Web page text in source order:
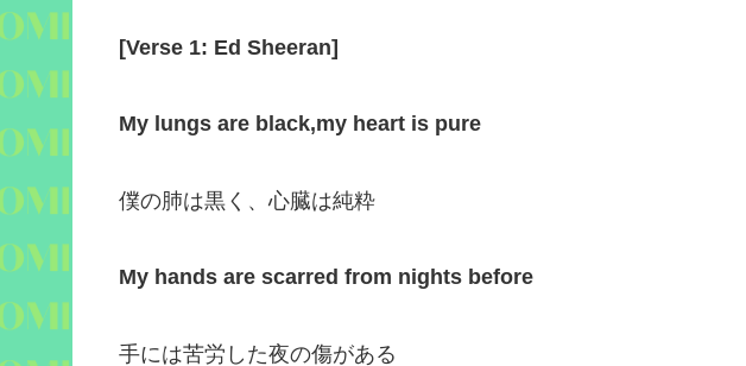
[Verse 1: Ed Sheeran]
My lungs are black,my heart is pure
僕の肺は黒く、心臓は純粋
My hands are scarred from nights before
手には苦労した夜の傷がある